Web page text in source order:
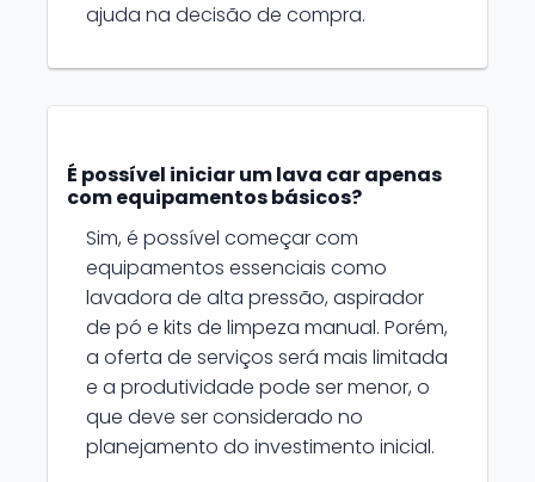
ajuda na decisão de compra.
É possível iniciar um lava car apenas
com equipamentos básicos?
Sim, é possível começar com
equipamentos essenciais como
lavadora de alta pressão, aspirador
de pó e kits de limpeza manual. Porém,
a oferta de serviços será mais limitada
e a produtividade pode ser menor, o
que deve ser considerado no
planejamento do investimento inicial.